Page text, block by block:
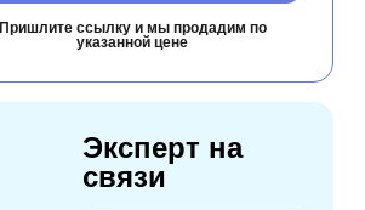
Пришлите ссылку и мы продадим по
указанной цене
Эксперт на
связи